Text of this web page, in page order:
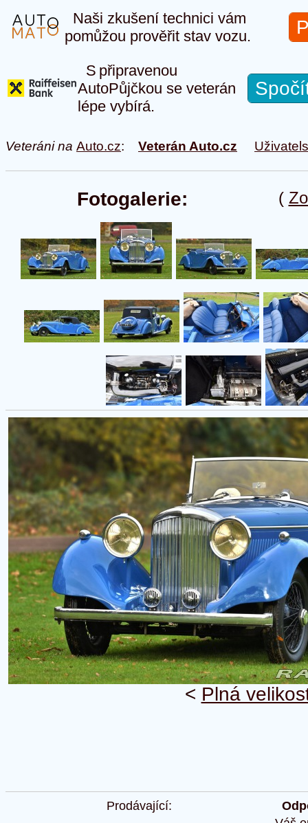
Naši zkušení technici vám
pomůžou prověřit stav vozu.
S připravenou
AutoPůjčkou se veterán
lépe vybírá.
Veteráni na Auto.cz: Veterán Auto.cz
(
Fotogalerie:
< Plná
Prodávající: